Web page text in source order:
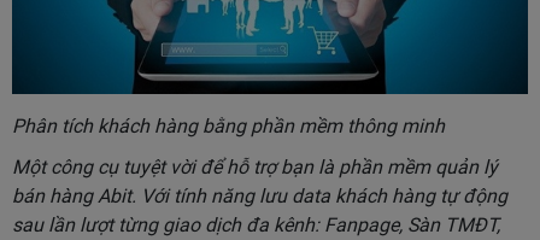
Phân tích khách hàng bằng phần mềm thông minh
Một công cụ tuyệt vời để hỗ trợ bạn là phần mềm quản lý
bán hàng Abit. Với tính năng lưu data khách hàng tự động
sau lần lượt từng giao dịch đa kênh: Fanpage, Sàn TMĐT,